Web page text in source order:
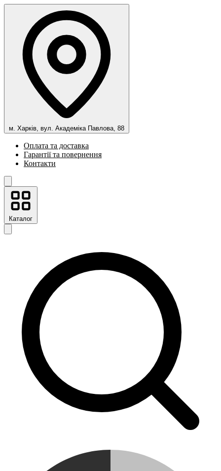
м. Харків, вул. Академіка Павлова, 88
Оплата та доставка
Гарантії та повернення
Контакти
Каталог